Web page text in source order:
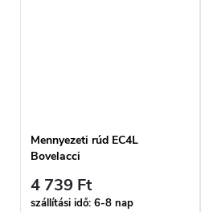
Mennyezeti rúd EC4L
Bovelacci
4 739 Ft
szállítási idő: 6-8 nap